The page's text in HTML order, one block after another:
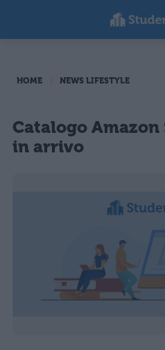
HOME NEWS LIFESTYLE
Catalogo
in arrivo